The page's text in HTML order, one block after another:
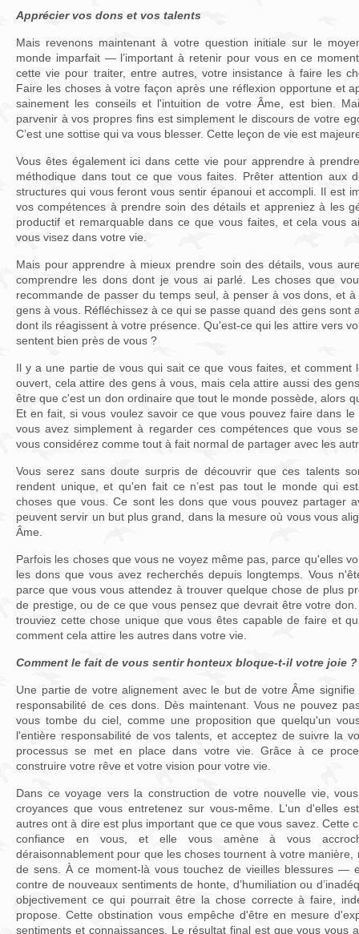
Apprécier vos dons et vos talents
Mais revenons maintenant à votre question initiale sur le
monde imparfait — l’important à retenir pour vous en ce
cette vie pour traiter, entre autres, votre insistance à faire les
Faire les choses à votre façon après une réflexion opportune et
sainement les conseils et l'intuition de votre Âme, est bien.
parvenir à vos propres fins est simplement le discours de votre
C’est une sottise qui va vous blesser. Cette leçon de vie est
Vous êtes également ici dans cette vie pour apprendre à
méthodique dans tout ce que vous faites. Prêter attention aux
structures qui vous feront vous sentir épanoui et accompli. Il est
vos compétences à prendre soin des détails et appreniez à les
productif et remarquable dans ce que vous faites, et cela vous
vous visez dans votre vie.
Mais pour apprendre à mieux prendre soin des détails, vous
comprendre les dons dont je vous ai parlé. Les choses que
recommande de passer du temps seul, à penser à vos dons, et
gens à vous. Réfléchissez à ce qui se passe quand des gens sont
dont ils réagissent à votre présence. Qu'est-ce qui les attire vers
sentent bien près de vous ?
Il y a une partie de vous qui sait ce que vous faites, et
ouvert, cela attire des gens à vous, mais cela attire aussi des
être que c'est un don ordinaire que tout le monde possède, alors
Et en fait, si vous voulez savoir ce que vous pouvez faire dans
vous avez simplement à regarder ces compétences que vous
vous considérez comme tout à fait normal de partager avec les
Vous serez sans doute surpris de découvrir que ces talents
rendent unique, et qu'en fait ce n’est pas tout le monde qui
choses que vous. Ce sont les dons que vous pouvez partager
peuvent servir un but plus grand, dans la mesure où vous vous
Âme.
Parfois les choses que vous ne voyez même pas, parce qu'elles
les dons que vous avez recherchés depuis longtemps. Vous
parce que vous vous attendez à trouver quelque chose de plus
de prestige, ou de ce que vous pensez que devrait être votre
trouviez cette chose unique que vous êtes capable de faire et
comment cela attire les autres dans votre vie.
Comment le fait de vous sentir honteux bloque-t-il votre joie ?
Une partie de votre alignement avec le but de votre Âme signifie
responsabilité de ces dons. Dès maintenant. Vous ne pouvez
vous tombe du ciel, comme une proposition que quelqu'un
l'entière responsabilité de vos talents, et acceptez de suivre la
processus se met en place dans votre vie. Grâce à ce
construire votre rêve et votre vision pour votre vie.
Dans ce voyage vers la construction de votre nouvelle vie,
croyances que vous entretenez sur vous-même. L'un d'elles
autres ont à dire est plus important que ce que vous savez. Cette
confiance en vous, et elle vous amène à vous
déraisonnablement pour que les choses tournent à votre
de sens. À ce moment-là vous touchez de vieilles blessures —
contre de nouveaux sentiments de honte, d’humiliation ou
objectivement ce qui pourrait être la chose correcte à faire,
propose. Cette obstination vous empêche d'être en mesure
sentiments et connaissances. Le résultat final est que vous vous